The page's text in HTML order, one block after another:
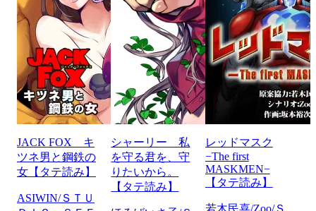
JACK FOX キ
ツネ男と鋼鉄の
女【タテ読み】
ASIWIN/ＳＴＵ
シャーリー 私
を守る君を、守
りたいから。
【タテ読み】
レッドマスク
−The first
MASKMEN−
【タテ読み】